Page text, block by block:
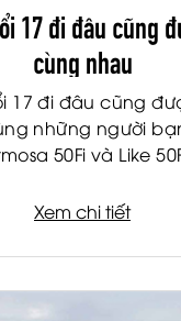
17 đi đâu cũng
cùng nhau
17 đi đâu cũng
những người
50Fi và Like
Xem chi tiết